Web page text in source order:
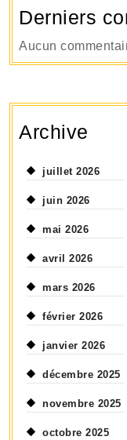
Derniers
Aucun
Archive
juillet 2026
juin 2026
mai 2026
avril 2026
mars 2026
février 2026
janvier 2026
décembre 2025
novembre 2025
octobre 2025